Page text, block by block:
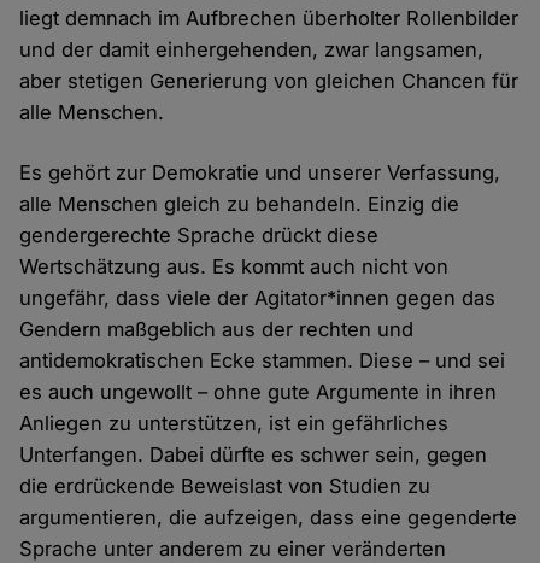
liegt demnach im Aufbrechen überholter Rollenbilder
und der damit einhergehenden, zwar langsamen,
aber stetigen Generierung von gleichen Chancen für
alle Menschen.
Es gehört zur Demokratie und unserer Verfassung,
alle Menschen gleich zu behandeln. Einzig die
gendergerechte Sprache drückt diese
Wertschätzung aus. Es kommt auch nicht von
ungefähr, dass viele der Agitator*innen gegen das
Gendern maßgeblich aus der rechten und
antidemokratischen Ecke stammen. Diese – und sei
es auch ungewollt – ohne gute Argumente in ihren
Anliegen zu unterstützen, ist ein gefährliches
Unterfangen. Dabei dürfte es schwer sein, gegen
die erdrückende Beweislast von Studien zu
argumentieren, die aufzeigen, dass eine gegenderte
Sprache unter anderem zu einer veränderten